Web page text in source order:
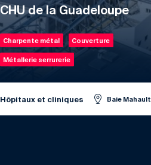
CHU de la Guadeloupe
Charpente métal Couverture
Métallerie serrurerie
Hôpitaux et cliniques Baie Mahault